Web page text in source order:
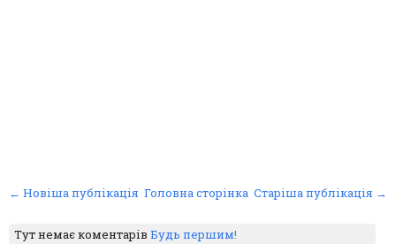
← Новіша публікація Старіша публікація →
Головна сторінка
Тут немає коментарівБудь першим!